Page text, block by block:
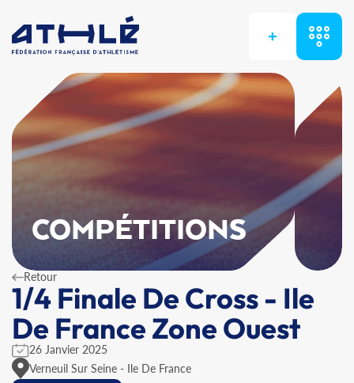
+
COMPÉTITIONS
Retour
1/4 Finale De Cross - Ile
De France Zone Ouest
26 Janvier 2025
Verneuil Sur Seine - Ile De France